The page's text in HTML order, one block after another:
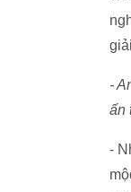
-
ấn
-